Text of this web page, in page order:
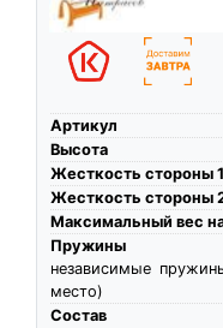
Артикул
Высота
Жесткость стороны 1
Жесткость стороны
Максимальный вес
Пружины
независимые
место)
Состав